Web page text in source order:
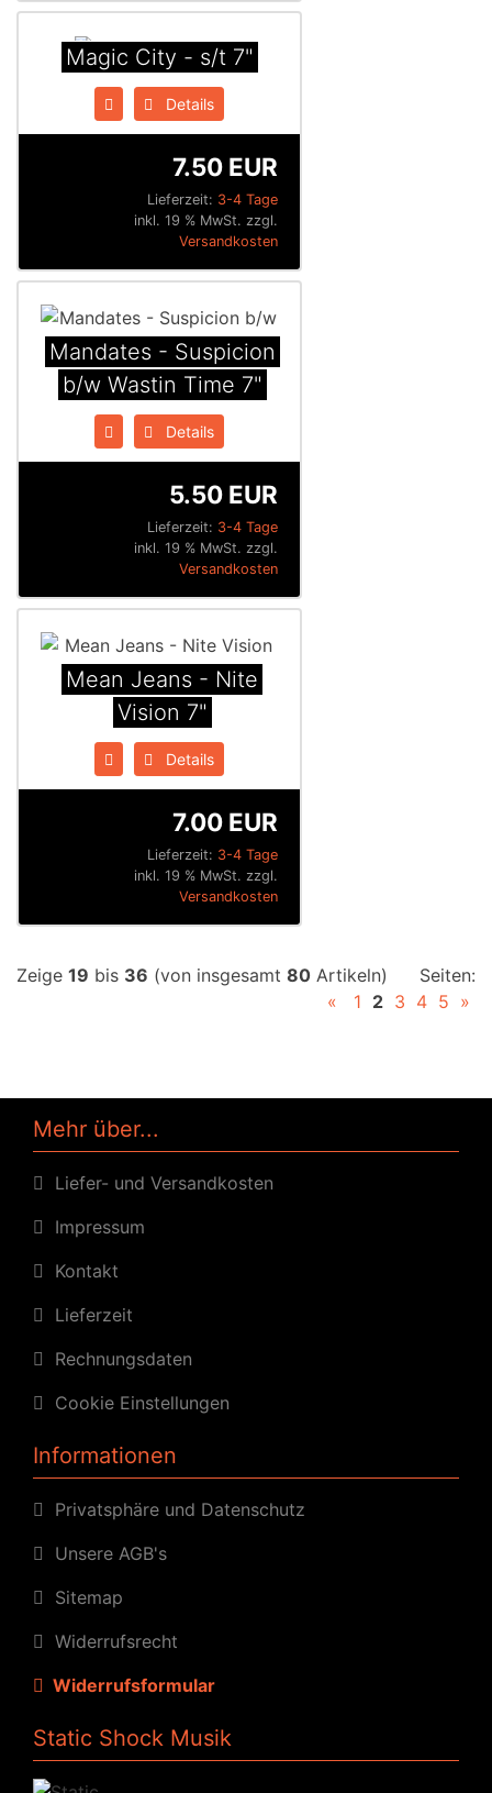
Magic City - s/t 7"
Details
Lieferzeit: 3-4 Tage
7.50 EUR
inkl. 19 % MwSt. zzgl.
Versandkosten
Mandates - Suspicion
b/w Wastin Time 7"
Details
Lieferzeit: 3-4 Tage
5.50 EUR
inkl. 19 % MwSt. zzgl.
Versandkosten
Mean Jeans - Nite
Vision 7"
Details
Lieferzeit: 3-4 Tage
7.00 EUR
inkl. 19 % MwSt. zzgl.
Versandkosten
Zeige 19 bis 36 (von insgesamt 80 Artikeln)
Seiten:
«
1 2 3 4 5 »
Mehr über...
Liefer- und Versandkosten
Impressum
Kontakt
Lieferzeit
Rechnungsdaten
Cookie Einstellungen
Informationen
Privatsphäre und Datenschutz
Unsere AGB's
Sitemap
Widerrufsrecht
Widerrufsformular
Static Shock Musik